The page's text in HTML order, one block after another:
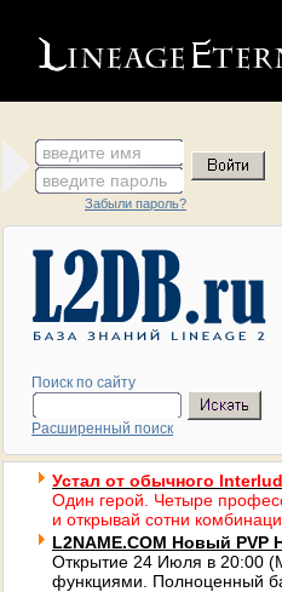
введите имя
введите пароль
Забыли пароль?
Поиск по сайту
Расширенный поиск
Устал от обычного
Один герой. Четыре
и открывай сотни
L2NAME.COM Новый
Открытие 24 Июля в 20:00
функциями. Полноценный